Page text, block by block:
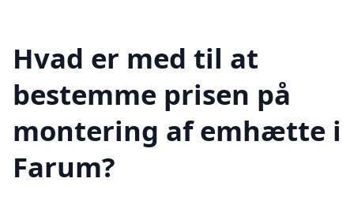
Hvad er med til at
bestemme prisen på
montering af emhætte i
Farum?